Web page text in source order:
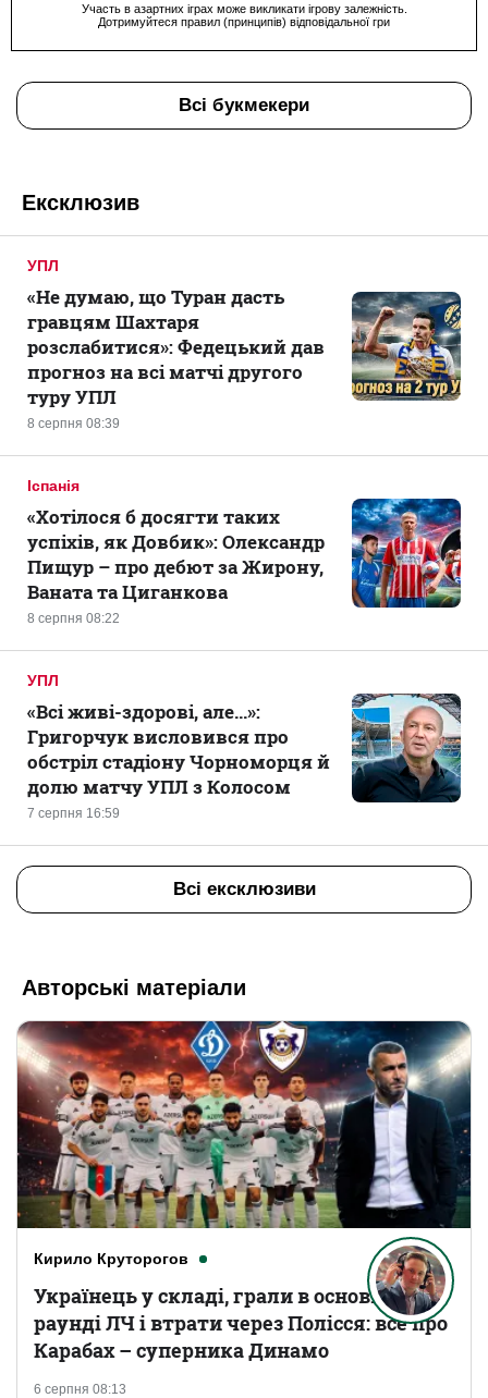
Участь в азартних іграх може викликати ігрову залежність.
Дотримуйтеся правил (принципів) відповідальної гри
Всі букмекери
Ексклюзив
УПЛ
8 серпня 08:39
«Не думаю, що Туран дасть
гравцям Шахтаря
розслабитися»: Федецький дав
прогноз на всі матчі другого
туру УПЛ
Іспанія
8 серпня 08:22
«Хотілося б досягти таких
успіхів, як Довбик»: Олександр
Пищур – про дебют за Жирону,
Ваната та Циганкова
УПЛ
7 серпня 16:59
«Всі живі-здорові, але...»:
Григорчук висловився про
обстріл стадіону Чорноморця й
долю матчу УПЛ з Колосом
Всі ексклюзиви
Авторські матеріали
Кирило Круторогов
6 серпня 08:13
Українець у складі, грали в основному
раунді ЛЧ і втрати через Полісся: все про
Карабах – суперника Динамо